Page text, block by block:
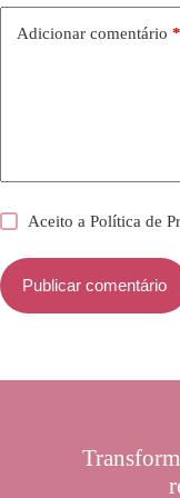
Adicionar comentário *
Aceito aPolítica de
Publicar comentário